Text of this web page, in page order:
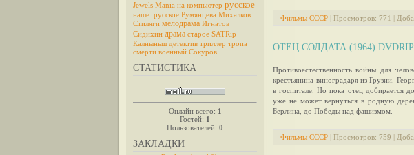
Jewels Mania на компьютер русское
наше. русское Румянцева Михалков
Стиляги мелодрама Игнатов
Сидихин драма старое SATRip
Калныньш детектив триллер тропа
смерти военный Сокуров
СТАТИСТИКА
Онлайн всего: 1
Гостей: 1
Пользователей: 0
ЗАКЛАДКИ
Фильмы СССР | Просмотров: 771 |
ОТЕЦ СОЛДАТА (1964) DVDRIP
Противоестественность войны для
крестьянина-виноградаря из Грузии.
в госпитале. Но пока отец добирается
уже не может вернуться в родную
Берлина, до Победы над фашизмом.
Фильмы СССР | Просмотров: 759 |